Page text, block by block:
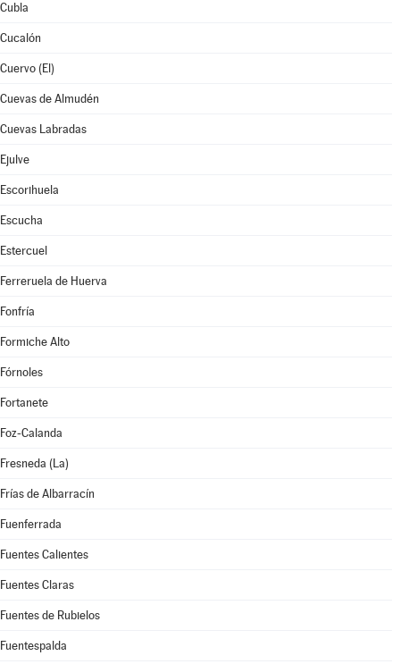
Cubla
Cucalón
Cuervo (El)
Cuevas de Almudén
Cuevas Labradas
Ejulve
Escorihuela
Escucha
Estercuel
Ferreruela de Huerva
Fonfría
Formiche Alto
Fórnoles
Fortanete
Foz-Calanda
Fresneda (La)
Frías de Albarracín
Fuenferrada
Fuentes Calientes
Fuentes Claras
Fuentes de Rubielos
Fuentespalda